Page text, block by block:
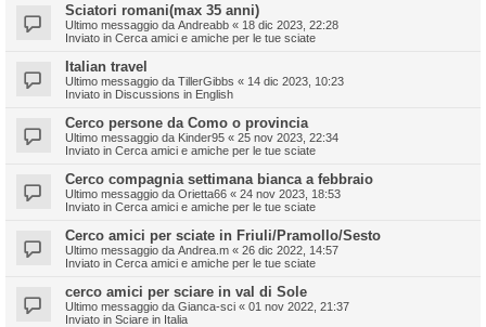
Sciatori romani(max 35 anni)
Ultimo messaggio da Andreabb « 18 dic 2023, 22:28
Inviato in Cerca amici e amiche per le tue sciate
Italian travel
Ultimo messaggio da TillerGibbs « 14 dic 2023, 10:23
Inviato in Discussions in English
Cerco persone da Como o provincia
Ultimo messaggio da Kinder95 « 25 nov 2023, 22:34
Inviato in Cerca amici e amiche per le tue sciate
Cerco compagnia settimana bianca a febbraio
Ultimo messaggio da Orietta66 « 24 nov 2023, 18:53
Inviato in Cerca amici e amiche per le tue sciate
Cerco amici per sciate in Friuli/Pramollo/Sesto
Ultimo messaggio da Andrea.m « 26 dic 2022, 14:57
Inviato in Cerca amici e amiche per le tue sciate
cerco amici per sciare in val di Sole
Ultimo messaggio da Gianca-sci « 01 nov 2022, 21:37
Inviato in Sciare in Italia